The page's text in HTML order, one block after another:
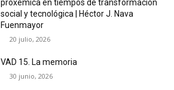
proxémica en tiempos de transformación
social y tecnológica | Héctor J. Nava
Fuenmayor
20 julio, 2026
VAD 15. La memoria
30 junio, 2026